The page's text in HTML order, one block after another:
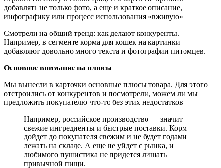
добавлять не только фото, а еще и краткое описание,
инфографику или процесс использования «вживую».
Смотрели на общий тренд: как делают конкуренты.
Например, в сегменте корма для кошек на картинки
добавляют довольно много текста и фотографии питомцев.
Основное внимание на плюсы
Мы вынесли в карточки основные плюсы товара. Для этого
отстроились от конкурентов и посмотрели, можем ли мы
предложить покупателю что-то без этих недостатков.
Например, российское производство — значит
свежие ингредиенты и быстрые поставки. Корм
дойдет до покупателя свежим и не будет годами
лежать на складе. А еще не уйдет с рынка, и
любимого пушистика не придется лишать
привычной пищи.